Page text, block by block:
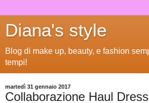
Diana's style
Blog di make up, beauty, e fashion
tempi!
martedì 31 gennaio 2017
Collaborazione Haul